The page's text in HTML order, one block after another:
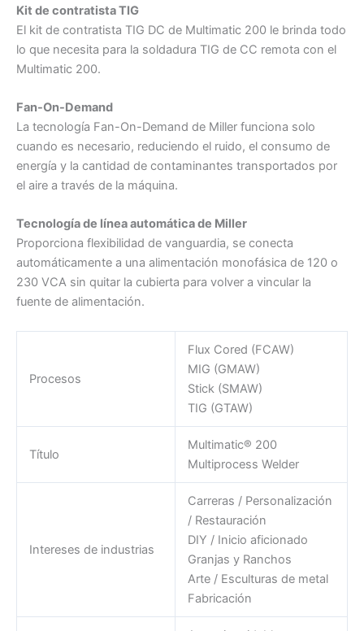
Kit de contratista TIG
El kit de contratista TIG DC de Multimatic 200 le brinda todo
lo que necesita para la soldadura TIG de CC remota con el
Multimatic 200.
Fan-On-Demand
La tecnología Fan-On-Demand de Miller funciona solo
cuando es necesario, reduciendo el ruido, el consumo de
energía y la cantidad de contaminantes transportados por
el aire a través de la máquina.
Tecnología de línea automática de Miller
Proporciona flexibilidad de vanguardia, se conecta
automáticamente a una alimentación monofásica de 120 o
230 VCA sin quitar la cubierta para volver a vincular la
fuente de alimentación.
Procesos
Flux Cored (FCAW)
MIG (GMAW)
Stick (SMAW)
TIG (GTAW)
Título
Multimatic® 200
Multiprocess Welder
Intereses de industrias
Carreras / Personalización
/ Restauración
DIY / Inicio aficionado
Granjas y Ranchos
Arte / Esculturas de metal
Fabricación